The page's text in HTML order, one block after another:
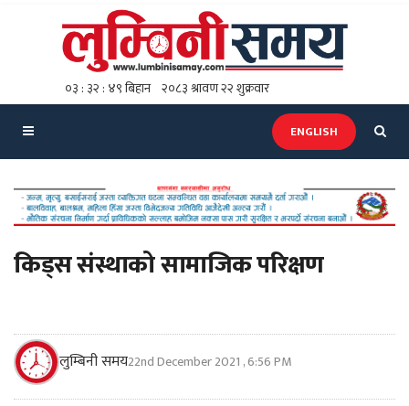
ENGLISH
किड्स संस्थाको सामाजिक परिक्षण
लुम्बिनी समय22nd December 2021 , 6:56 PM